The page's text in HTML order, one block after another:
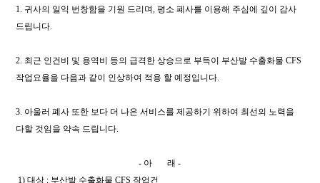
1. 귀사의 일익 번창함을 기원 드리며, 평소 폐사를 이용해 주심에 깊이 감사
드립니다.
2. 최근 인건비 및 용역비 등의 급격한 상승으로 부득이 부산발 수출화물 CFS
작업요율을 다음과 같이 인상하여 적용 할 예정입니다.
3. 아울러 폐사 또한 보다 더 나은 서비스를 제공하기 위하여 최선의 노력을
다할 것임을 약속 드립니다.
- 아 래 -
1) 대상 : 부산발 수출화물 CFS 작업건